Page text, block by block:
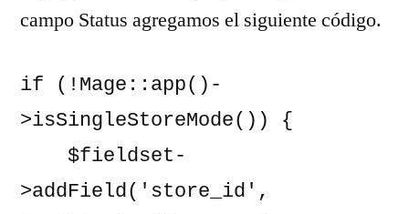
campo Status agregamos el siguiente código.
if (!Mage::app()-
>isSingleStoreMode()) {
>addField('store_id',